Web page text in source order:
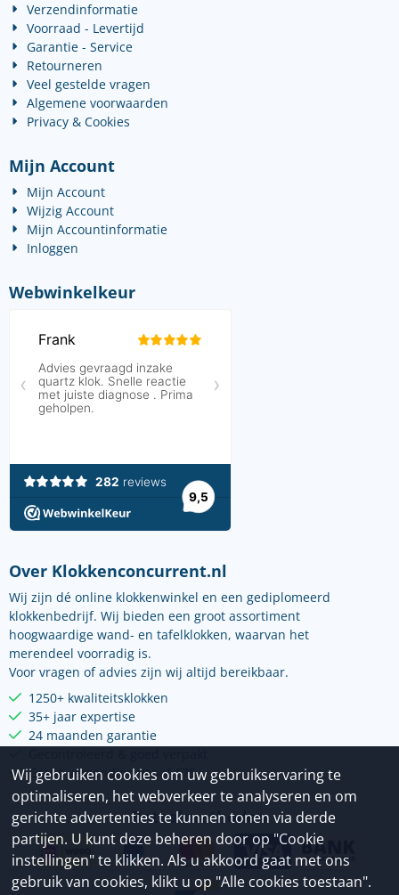
Verzendinformatie
Voorraad - Levertijd
Garantie - Service
Retourneren
Veel gestelde vragen
Algemene voorwaarden
Privacy & Cookies
Mijn Account
Mijn Account
Wijzig Account
Mijn Accountinformatie
Inloggen
Webwinkelkeur
Over Klokkenconcurrent.nl
Wij zijn dé online klokkenwinkel en een gediplomeerd
klokkenbedrijf. Wij bieden een groot assortiment
hoogwaardige wand- en tafelklokken, waarvan het
merendeel voorradig is.
Voor vragen of advies zijn wij altijd bereikbaar.
1250+ kwaliteitsklokken
35+ jaar expertise
24 maanden garantie
Gratis verzending vanaf €75
Betaalmethoden
Wij gebruiken cookies om uw gebruikservaring te
optimaliseren, het webverkeer te analyseren en om
gerichte advertenties te kunnen tonen via derde
partijen. U kunt deze beheren door op "Cookie
instellingen" te klikken. Als u akkoord gaat met ons
gebruik van cookies, klikt u op "Alle cookies toestaan".